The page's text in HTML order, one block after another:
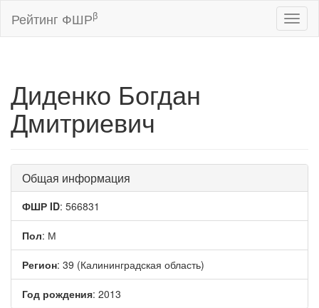
Рейтинг ФШРβ
Диденко Богдан
Дмитриевич
Общая информация
ФШР ID: 566831
Пол: М
Регион: 39 (Калининградская область)
Год рождения: 2013